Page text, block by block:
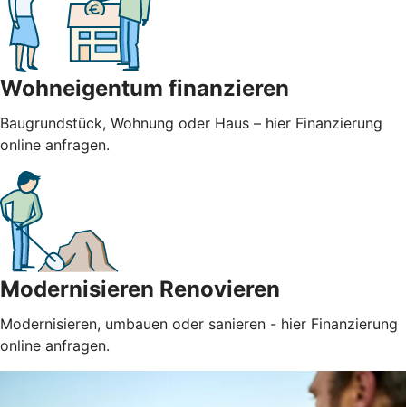
Wohneigentum finanzieren
Baugrundstück, Wohnung oder Haus – hier Finanzierung
online anfragen.
Modernisieren Renovieren
Modernisieren, umbauen oder sanieren - hier Finanzierung
online anfragen.